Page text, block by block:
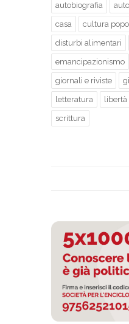
autobiografia
casa cultura
disturbi alimentari
emancipazionismo
giornali e riviste
letteratura libertà
scrittura